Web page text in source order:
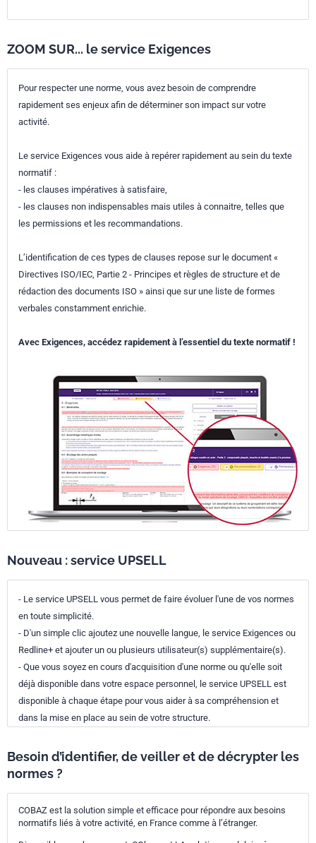
ZOOM SUR... le service Exigences
Pour respecter une norme, vous avez besoin de comprendre
rapidement ses enjeux afin de déterminer son impact sur votre
activité.
Le service Exigences vous aide à repérer rapidement au sein du texte
normatif :
- les clauses impératives à satisfaire,
- les clauses non indispensables mais utiles à connaitre, telles que
les permissions et les recommandations.
L’identification de ces types de clauses repose sur le document «
Directives ISO/IEC, Partie 2 - Principes et règles de structure et de
rédaction des documents ISO » ainsi que sur une liste de formes
verbales constamment enrichie.
Avec Exigences, accédez rapidement à l’essentiel du texte normatif !
Nouveau : service UPSELL
- Le service UPSELL vous permet de faire évoluer l'une de vos normes
en toute simplicité.
- D'un simple clic ajoutez une nouvelle langue, le service Exigences ou
Redline+ et ajouter un ou plusieurs utilisateur(s) supplémentaire(s).
- Que vous soyez en cours d'acquisition d'une norme ou qu'elle soit
déjà disponible dans votre espace personnel, le service UPSELL est
disponible à chaque étape pour vous aider à sa compréhension et
dans la mise en place au sein de votre structure.
Besoin d’identifier, de veiller et de décrypter les
normes ?
COBAZ est la solution simple et efficace pour répondre aux besoins
normatifs liés à votre activité, en France comme à l’étranger.